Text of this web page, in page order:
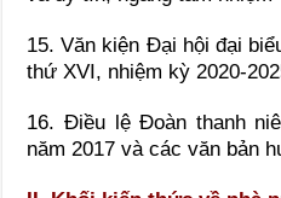
15. Văn kiện Đại hội đại
thứ XVI, nhiệm kỳ 2020-
16. Điều lệ Đoàn thanh
năm 2017 và các văn bản